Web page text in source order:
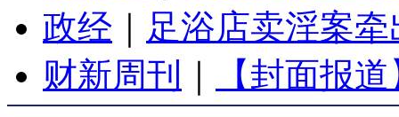
政经
足浴店卖淫案
财新周刊
【封面报